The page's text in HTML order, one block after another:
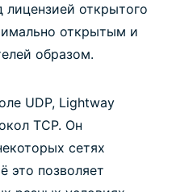
лицензией открытого
открытым и
образом.
UDP, Lightway
TCP. Он
сетях
это позволяет